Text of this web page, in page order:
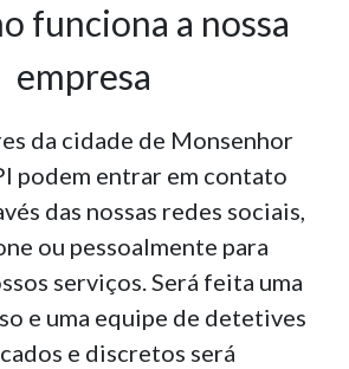
funciona a nossa
empresa
da cidade de Monsenhor
podem entrar em contato
das nossas redes sociais,
ou pessoalmente para
serviços. Será feita uma
e uma equipe de detetives
e discretos será